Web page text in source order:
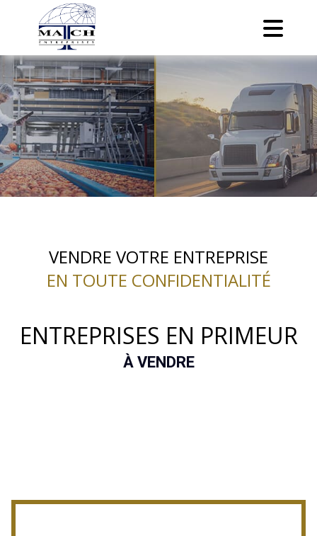
VENDRE VOTRE ENTREPRISE
EN TOUTE CONFIDENTIALITÉ
ENTREPRISES EN PRIMEUR
À VENDRE